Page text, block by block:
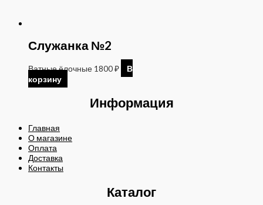
Служанка №2
Ватные ёлочные 1800₽
В
корзину
Информация
Главная
О магазине
Оплата
Доставка
Контакты
Каталог